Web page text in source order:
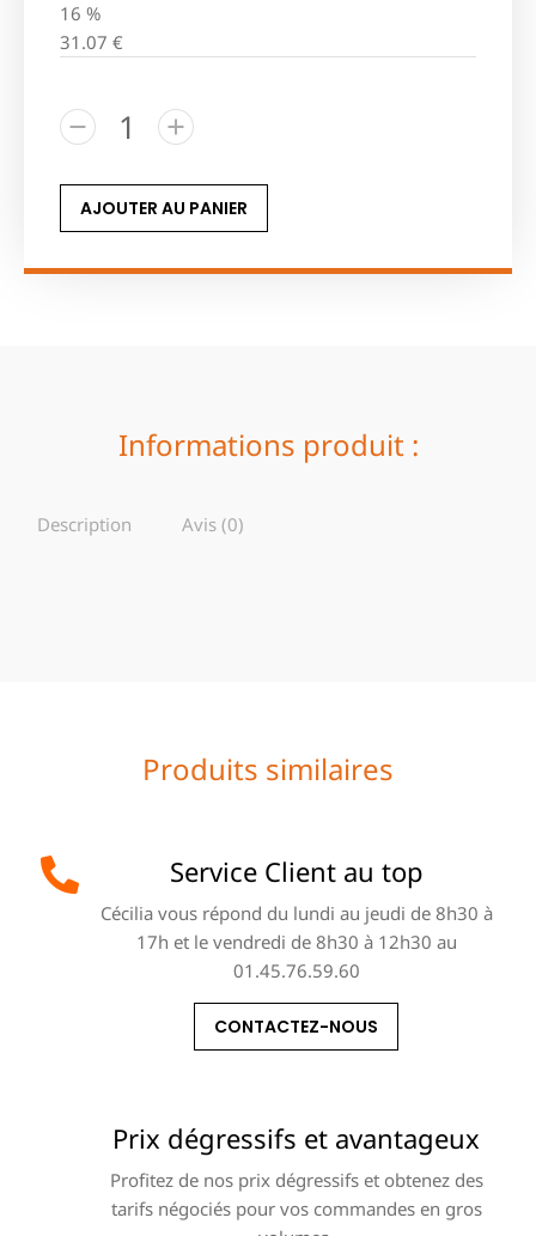
16 %
31.07 €
AJOUTER AU PANIER
Informations produit :
Description Avis (0)
Produits similaires
Service Client au top
Cécilia vous répond du lundi au jeudi de 8h30 à
17h et le vendredi de 8h30 à 12h30 au
01.45.76.59.60
CONTACTEZ-NOUS
Prix dégressifs et avantageux
Profitez de nos prix dégressifs et obtenez des
tarifs négociés pour vos commandes en gros